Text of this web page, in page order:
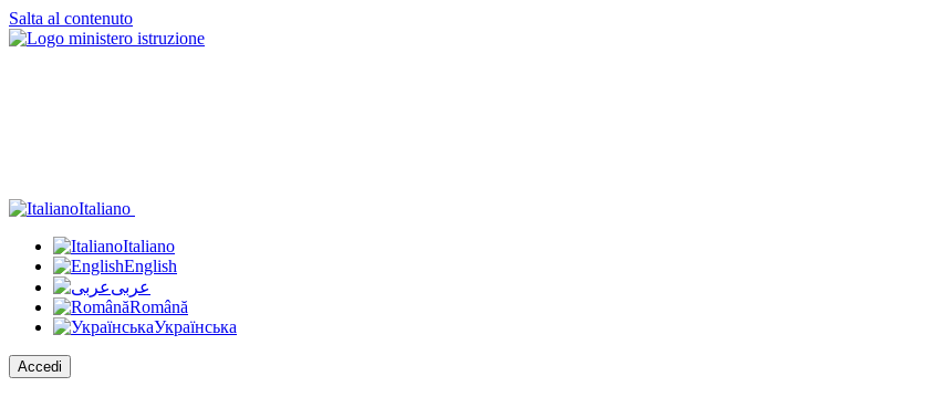
Salta al contenuto
Italiano
Italiano
English
عربى
Română
Українська
Accedi